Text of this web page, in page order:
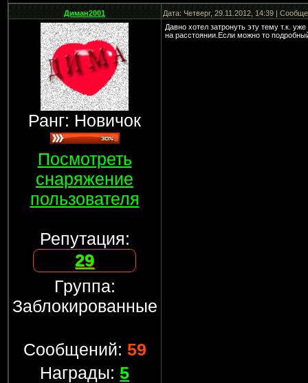
Диман2001 Дата: Четверг, 29.11.2012, 14:39 |
Ранг: Новичок
Посмотреть
снаряжение
пользователя
Репутация:
29
Группа:
Заблокированные
Сообщений: 59
Награды:5
Давно хотел затронуть эту тему т.к.
на расстоянии.Если можно то